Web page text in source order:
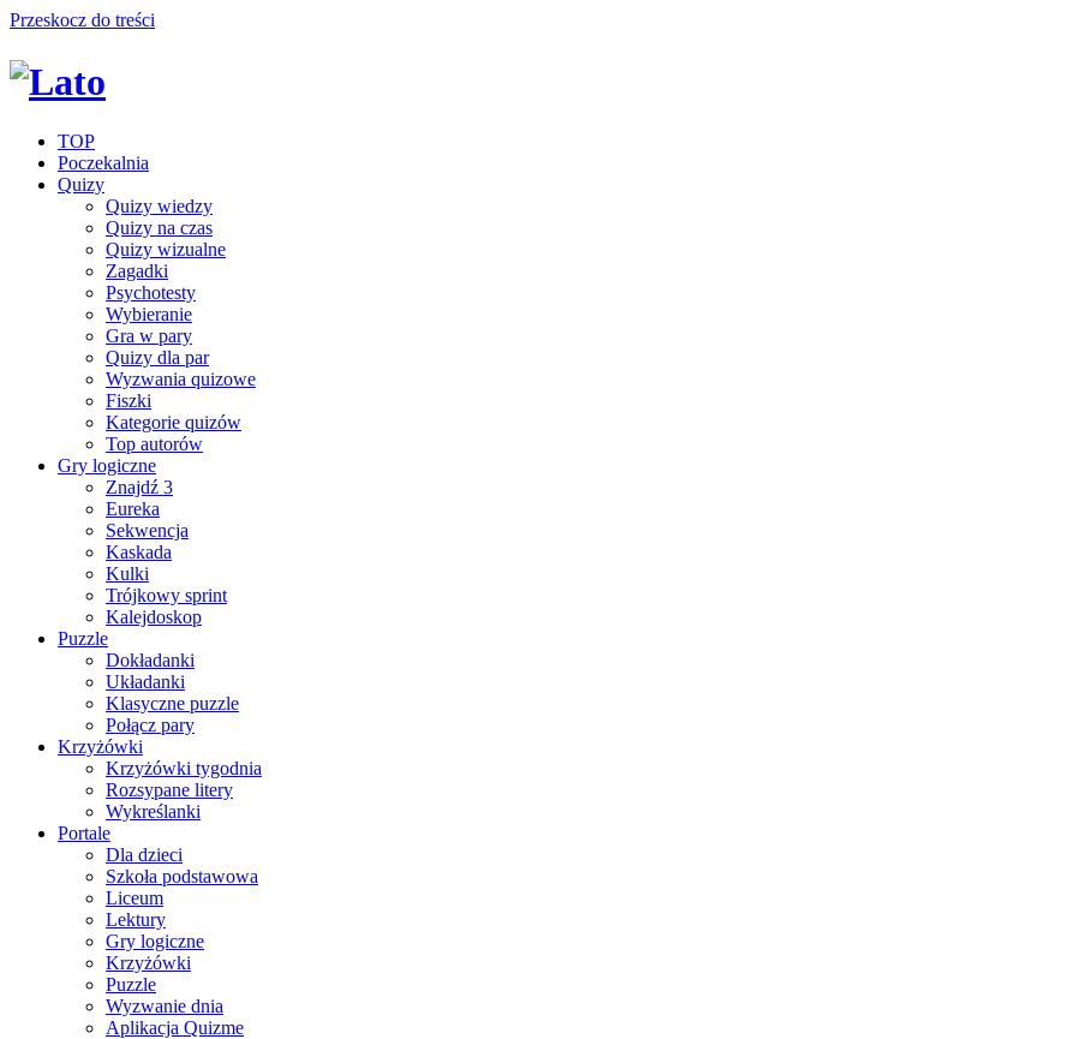
Przeskocz do treści
TOP
Poczekalnia
Quizy
Quizy wiedzy
Quizy na czas
Quizy wizualne
Zagadki
Psychotesty
Wybieranie
Gra w pary
Quizy dla par
Wyzwania quizowe
Fiszki
Kategorie quizów
Top autorów
Gry logiczne
Znajdź 3
Eureka
Sekwencja
Kaskada
Kulki
Trójkowy sprint
Kalejdoskop
Puzzle
Dokładanki
Układanki
Klasyczne puzzle
Połącz pary
Krzyżówki
Krzyżówki tygodnia
Rozsypane litery
Wykreślanki
Portale
Dla dzieci
Szkoła podstawowa
Liceum
Lektury
Gry logiczne
Krzyżówki
Puzzle
Wyzwanie dnia
Aplikacja Quizme